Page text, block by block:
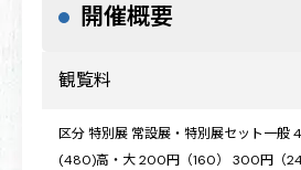
開催概要
観覧料
区分 特別展 常設展・特別展セット一
(480)高・大 200円（160） 300円（